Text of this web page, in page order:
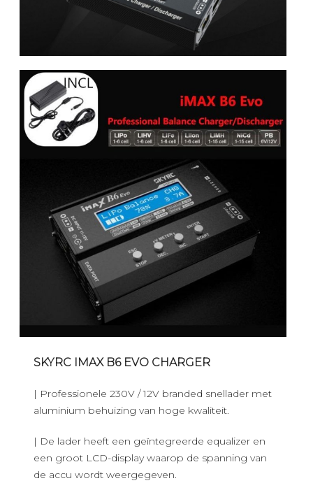
SKYRC IMAX B6 EVO CHARGER
| Professionele 230V / 12V branded snellader met
aluminium behuizing van hoge kwaliteit.
| De lader heeft een geïntegreerde equalizer en
een groot LCD-display waarop de spanning van
de accu wordt weergegeven.